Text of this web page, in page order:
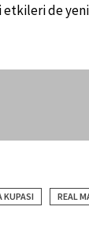
etkileri de
KUPASI REAL